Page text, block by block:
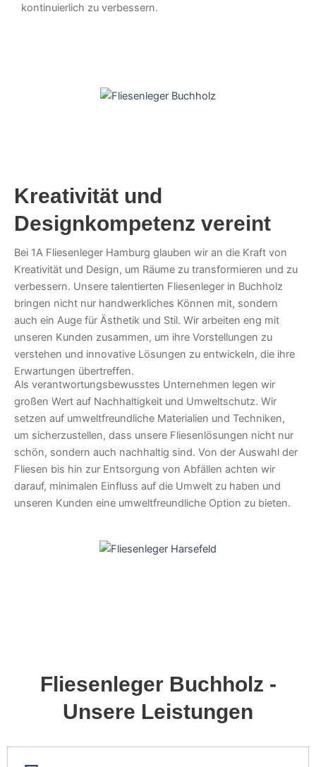
kontinuierlich zu verbessern.
Kreativität und
Designkompetenz vereint
Bei 1A Fliesenleger Hamburg glauben wir an die Kraft von
Kreativität und Design, um Räume zu transformieren und zu
verbessern. Unsere talentierten Fliesenleger in Buchholz
bringen nicht nur handwerkliches Können mit, sondern
auch ein Auge für Ästhetik und Stil. Wir arbeiten eng mit
unseren Kunden zusammen, um ihre Vorstellungen zu
verstehen und innovative Lösungen zu entwickeln, die ihre
Erwartungen übertreffen.
Als verantwortungsbewusstes Unternehmen legen wir
großen Wert auf Nachhaltigkeit und Umweltschutz. Wir
setzen auf umweltfreundliche Materialien und Techniken,
um sicherzustellen, dass unsere Fliesenlösungen nicht nur
schön, sondern auch nachhaltig sind. Von der Auswahl der
Fliesen bis hin zur Entsorgung von Abfällen achten wir
darauf, minimalen Einfluss auf die Umwelt zu haben und
unseren Kunden eine umweltfreundliche Option zu bieten.
Fliesenleger Buchholz -
Unsere Leistungen